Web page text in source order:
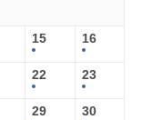
15 16
22 23
29 30